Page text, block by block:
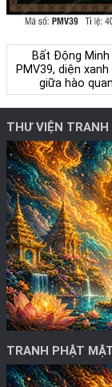
Bất Động
PMV39, diện
giữa hào
THƯ VIỆN TRANH
TRANH PHẬT